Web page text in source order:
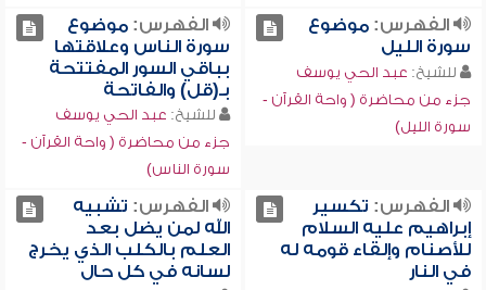
الفهرس:موضوع
سورة الليل
للشيخ: عبد الحي يوسف
جزء من محاضرة ( واحة القرآن -
سورة الليل)
الفهرس:موضوع
سورة الناس وعلاقتها
بباقي السور المفتتحة
بـ(قل) والفاتحة
للشيخ: عبد الحي يوسف
جزء من محاضرة ( واحة القرآن -
سورة الناس)
الفهرس: تكسير
إبراهيم عليه السلام
للأصنام وإلقاء قومه له
في النار
الفهرس: تشبيه
الله لمن يضل بعد
العلم بالكلب الذي يخرج
لسانه في كل حال